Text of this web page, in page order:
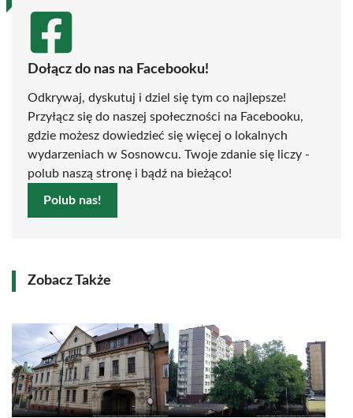
Dołącz do nas na Facebooku!
Odkrywaj, dyskutuj i dziel się tym co najlepsze!
Przyłącz się do naszej społeczności na Facebooku,
gdzie możesz dowiedzieć się więcej o lokalnych
wydarzeniach w Sosnowcu. Twoje zdanie się liczy -
polub naszą stronę i bądź na bieżąco!
Polub nas!
Zobacz Także